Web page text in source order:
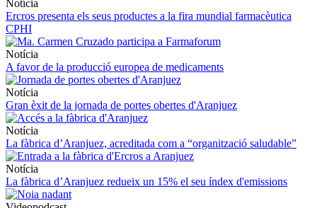
Notícia
Ercros presenta els seus productes a la fira mundial farmacèutica
CPHI
Notícia
A favor de la producció europea de medicaments
Notícia
Gran èxit de la jornada de portes obertes d'Aranjuez
Notícia
La fàbrica d’Aranjuez, acreditada com a “organització saludable”
Notícia
La fàbrica d’Aranjuez redueix un 15% el seu índex d'emissions